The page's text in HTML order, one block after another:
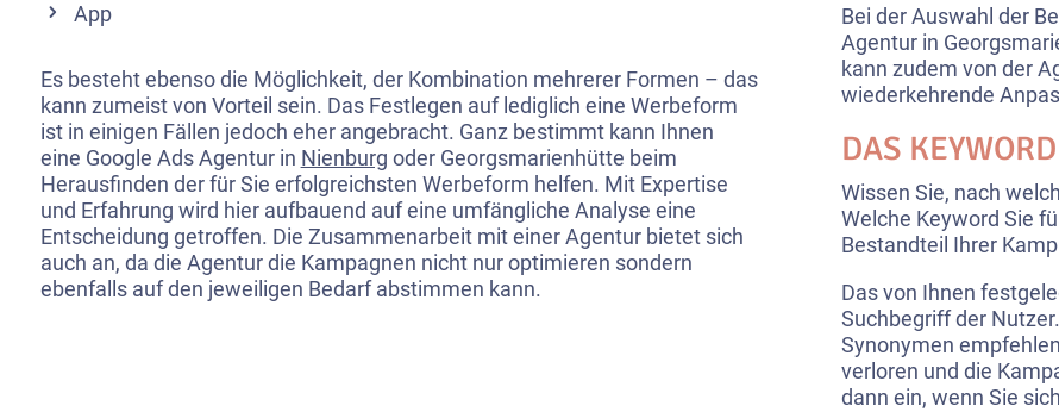
App
Es besteht ebenso die Möglichkeit, der Kombination mehrerer Formen – das
kann zumeist von Vorteil sein. Das Festlegen auf lediglich eine Werbeform
ist in einigen Fällen jedoch eher angebracht. Ganz bestimmt kann Ihnen
eine Google Ads Agentur in Nienburg oder Georgsmarienhütte beim
Herausfinden der für Sie erfolgreichsten Werbeform helfen. Mit Expertise
und Erfahrung wird hier aufbauend auf eine umfängliche Analyse eine
Entscheidung getroffen. Die Zusammenarbeit mit einer Agentur bietet sich
auch an, da die Agentur die Kampagnen nicht nur optimieren sondern
ebenfalls auf den jeweiligen Bedarf abstimmen kann.
Bei der Auswahl der
Agentur in
kann zudem von der
wiederkehrende
DAS
Wissen Sie, nach
Welche Keyword Sie
Bestandteil Ihrer
Das von Ihnen
Suchbegriff der
Synonymen
verloren und die
dann ein, wenn Sie